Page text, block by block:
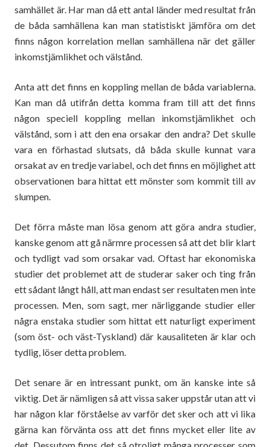
samhället är. Har man då ett antal länder med resultat från
de båda samhällena kan man statistiskt jämföra om det
finns någon korrelation mellan samhällena när det gäller
inkomstjämlikhet och välstånd.
Anta att det finns en koppling mellan de båda variablerna.
Kan man då utifrån detta komma fram till att det finns
någon speciell koppling mellan inkomstjämlikhet och
välstånd, som i att den ena orsakar den andra? Det skulle
vara en förhastad slutsats, då båda skulle kunnat vara
orsakat av en tredje variabel, och det finns en möjlighet att
observationen bara hittat ett mönster som kommit till av
slumpen.
Det förra måste man lösa genom att göra andra studier,
kanske genom att gå närmre processen så att det blir klart
och tydligt vad som orsakar vad. Oftast har ekonomiska
studier det problemet att de studerar saker och ting från
ett sådant långt håll, att man endast ser resultaten men inte
processen. Men, som sagt, mer närliggande studier eller
några enstaka studier som hittat ett naturligt experiment
(som öst- och väst-Tyskland) där kausaliteten är klar och
tydlig, löser detta problem.
Det senare är en intressant punkt, om än kanske inte så
viktig. Det är nämligen så att vissa saker uppstår utan att vi
har någon klar förståelse av varför det sker och att vi lika
gärna kan förvänta oss att det finns mycket eller lite av